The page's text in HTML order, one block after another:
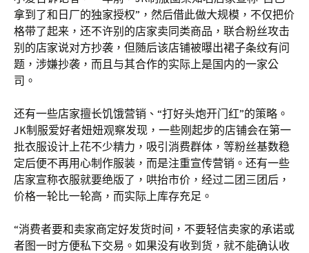
拿到了和日厂的独家授权”，然后借此做大规模，不仅把价
格带了起来，还不许别的店家卖同类商品，联合粉丝攻击
别的店家说对方抄袭，但随后该店铺被曝出裙子条纹有问
题，涉嫌抄袭，而且与其合作的实际上是国内的一家公
司。
还有一些店家擅长饥饿营销、“打好头炮开门红”的策略。
JK制服爱好者妞妞观察发现，一些刚起步的店铺会在第一
批衣服设计上花不少精力，吸引消费群体，等粉丝基数稳
定后便不再用心制作服装，而是注重宣传营销。还有一些
店家宣称衣服就要绝版了，哄抬市价，经过二团三团后，
价格一轮比一轮高，而实际上库存充足。
“消费者要和卖家商定好发货时间，不要轻信卖家的承诺或
者图一时方便私下交易。如果没有收到货，就不能确认收